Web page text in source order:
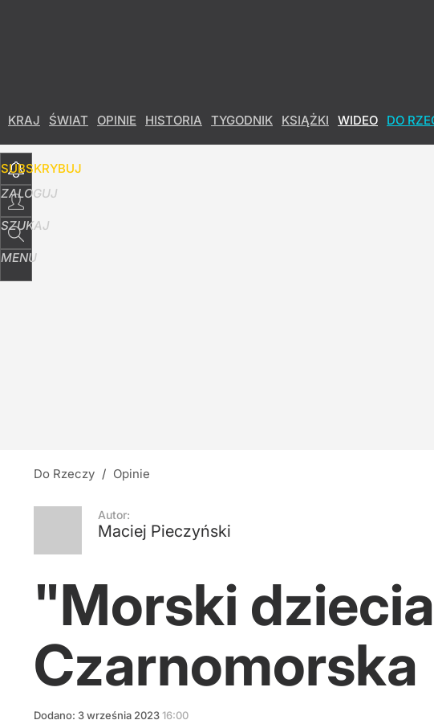
KRAJ ŚWIAT OPINIE HISTORIA TYGODNIK KSIĄŻKI WIDEO DO
SUBSKRYBUJ
ZALOGUJ
SZUKAJ
MENU
Do Rzeczy / Opinie
Autor:
Maciej Pieczyński
"Morski
Czarnomorska
Dodano: 3września 202316:00